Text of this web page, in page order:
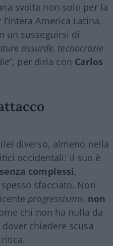
svolta non solo per la
America Latina,
un susseguirsi di
assurde, tecnocrazie
”, per dirla con Carlos
diverso, almeno nella
occidentali: il suo è
senza complessi,
sfacciato. Non
progressismo, non
chi non ha nulla da
chiedere scusa